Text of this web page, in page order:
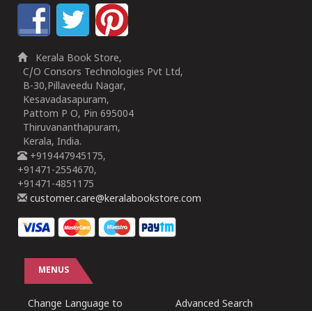
Kerala Book Store,
C/O Consors Technologies Pvt Ltd,
B-30,Pillaveedu Nagar,
Kesavadasapuram,
Pattom P O, Pin 695004
Thiruvananthapuram,
Kerala, India.
+919447945175,
+91471-2554670,
+91471-4851175
customer.care@keralabookstore.com
MENUS
Change Language to
Advanced Search